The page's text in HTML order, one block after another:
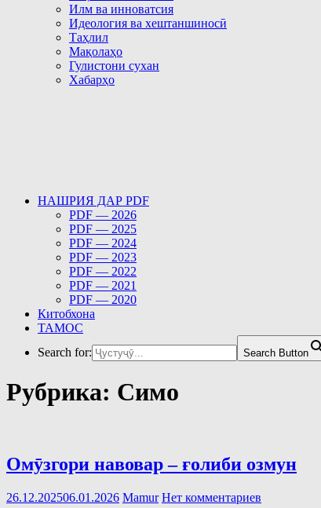
Илм ва инноватсия
Идеология ва хештаншиносӣ
Таҳлил
Мақолаҳо
Гулистони сухан
Хабарҳо
НАШРИЯ ДАР PDF
PDF — 2026
PDF — 2025
PDF — 2024
PDF — 2023
PDF — 2022
PDF — 2021
PDF — 2020
Китобхона
ТАМОС
Search for:
Search Button
Рубрика: Симо
Омӯзгори навовар – ғолиби озмун
26.12.202506.01.2026 Mamur Нет комментариев